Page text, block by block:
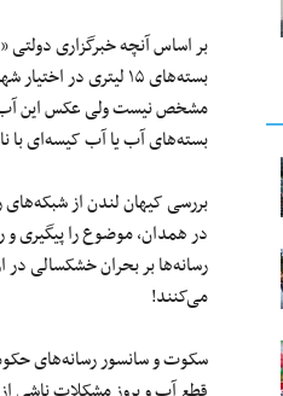
بر اساس آنچه خبرگزاری دولتی
بسته‌های ۱۵ لیتری
مشخص نیست ولی عکس این آب‌
بسته‌های آب یا آب کیسه‌ای با
بررسی کیهان لندن از
در همدان، موضوع را پیگیری
رسانه‌ها بر بحران خشکسالی
می‌کنند!
سکوت و سانسور رسانه‌های